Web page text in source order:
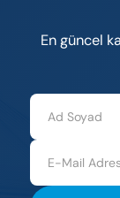
En güncel